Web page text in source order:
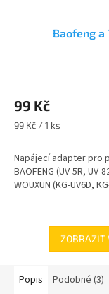
Baofeng a
produktu
je
4,0
5
hvězdiček.
99 Kč
Měrná
99 Kč / 1 ks
Napájecí adapter pro
BAOFENG (UV-5R,
WOUXUN (KG-UV6D,
ZOBRAZIT
Popis Podobné (3)